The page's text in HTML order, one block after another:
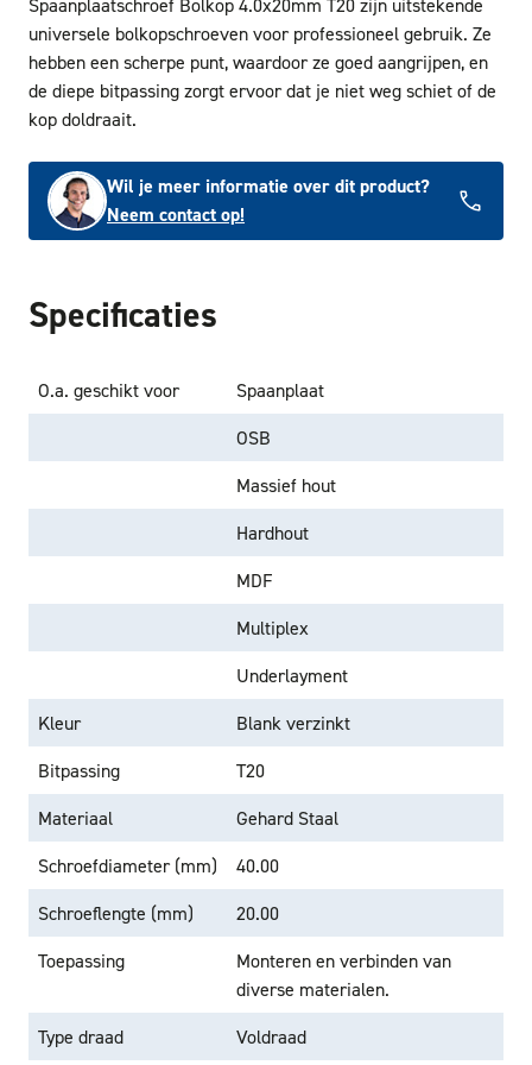
universele bolkopschroeven voor professioneel gebruik. Ze
hebben een scherpe punt, waardoor ze goed aangrijpen, en
de diepe bitpassing zorgt ervoor dat je niet weg schiet of de
kop doldraait.
Wil je meer informatie over dit product?
Neem contact op!
Specificaties
O.a. geschikt voor
Spaanplaat
OSB
Massief hout
Hardhout
MDF
Multiplex
Underlayment
Kleur
Blank verzinkt
Bitpassing
T20
Materiaal
Gehard Staal
Schroefdiameter (mm)
40.00
Schroeflengte (mm)
20.00
Toepassing
Monteren en verbinden van
diverse materialen.
Type draad
Voldraad